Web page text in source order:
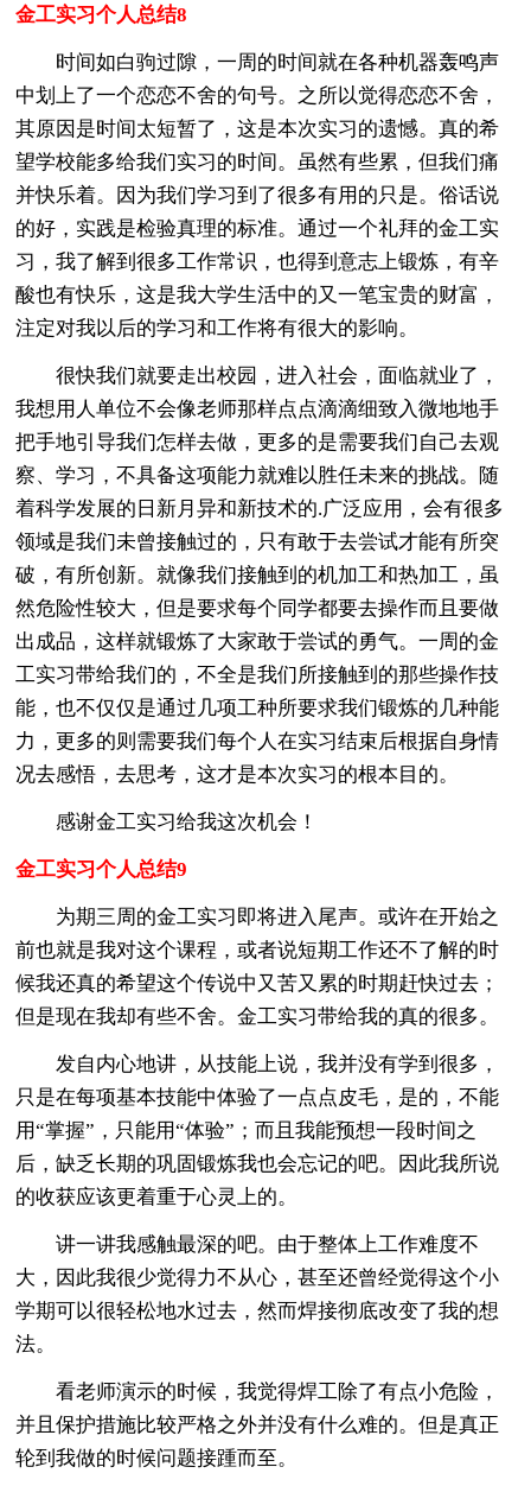
金工实习个人总结8
时间如白驹过隙，一周的时间就在各种机器轰鸣声
中划上了一个恋恋不舍的句号。之所以觉得恋恋不舍，
其原因是时间太短暂了，这是本次实习的遗憾。真的希
望学校能多给我们实习的时间。虽然有些累，但我们痛
并快乐着。因为我们学习到了很多有用的只是。俗话说
的好，实践是检验真理的标准。通过一个礼拜的金工实
习，我了解到很多工作常识，也得到意志上锻炼，有辛
酸也有快乐，这是我大学生活中的又一笔宝贵的财富，
注定对我以后的学习和工作将有很大的影响。
很快我们就要走出校园，进入社会，面临就业了，
我想用人单位不会像老师那样点点滴滴细致入微地地手
把手地引导我们怎样去做，更多的是需要我们自己去观
察、学习，不具备这项能力就难以胜任未来的挑战。随
着科学发展的日新月异和新技术的.广泛应用，会有很多
领域是我们未曾接触过的，只有敢于去尝试才能有所突
破，有所创新。就像我们接触到的机加工和热加工，虽
然危险性较大，但是要求每个同学都要去操作而且要做
出成品，这样就锻炼了大家敢于尝试的勇气。一周的金
工实习带给我们的，不全是我们所接触到的那些操作技
能，也不仅仅是通过几项工种所要求我们锻炼的几种能
力，更多的则需要我们每个人在实习结束后根据自身情
况去感悟，去思考，这才是本次实习的根本目的。
感谢金工实习给我这次机会！
金工实习个人总结9
为期三周的金工实习即将进入尾声。或许在开始之
前也就是我对这个课程，或者说短期工作还不了解的时
候我还真的希望这个传说中又苦又累的时期赶快过去；
但是现在我却有些不舍。金工实习带给我的真的很多。
发自内心地讲，从技能上说，我并没有学到很多，
只是在每项基本技能中体验了一点点皮毛，是的，不能
用“掌握”，只能用“体验”；而且我能预想一段时间之
后，缺乏长期的巩固锻炼我也会忘记的吧。因此我所说
的收获应该更着重于心灵上的。
讲一讲我感触最深的吧。由于整体上工作难度不
大，因此我很少觉得力不从心，甚至还曾经觉得这个小
学期可以很轻松地水过去，然而焊接彻底改变了我的想
法。
看老师演示的时候，我觉得焊工除了有点小危险，
并且保护措施比较严格之外并没有什么难的。但是真正
轮到我做的时候问题接踵而至。